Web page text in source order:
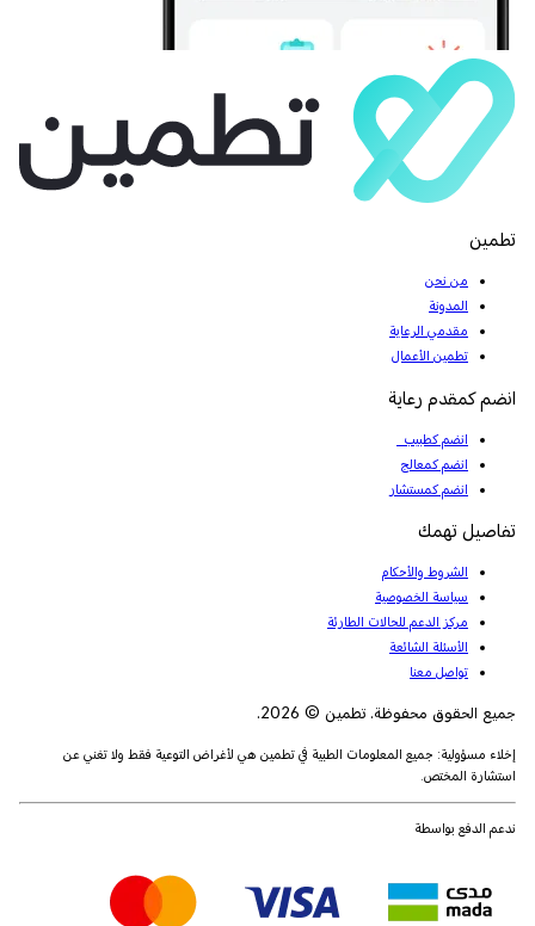
تطمين
من نحن
المدونة
مقدمي الرعاية
تطمين الأعمال
انضم كمقدم رعاية
انضم كطبيب
انضم كمعالج
انضم كمستشار
تفاصيل تهمك
الشروط والأحكام
سياسة الخصوصية
مركز الدعم للحالات الطارئة
الأسئلة الشائعة
تواصل معنا
جميع الحقوق محفوظة. تطمين © 2026.
إخلاء مسؤولية: جميع المعلومات الطبية في تطمين هي لأغراض التوعية فقط ولا تغني عن
استشارة المختص.
ندعم الدفع بواسطة